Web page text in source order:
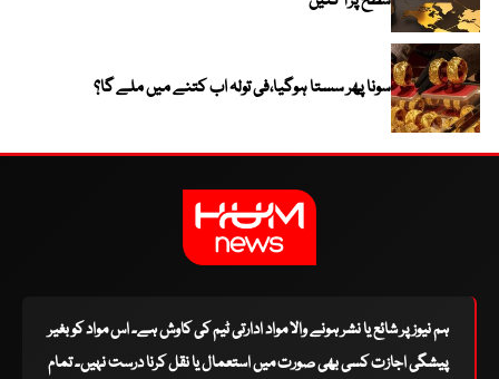
سونا پھر سستا ہوگیا،فی تولہ اب کتنے میں ملے گا؟
ہم نیوز پر شائع یا نشر ہونے والا مواد ادارتی ٹیم کی کاوش ہے۔ اس مواد کو بغیر
پیشگی اجازت کسی بھی صورت میں استعمال یا نقل کرنا درست نہیں۔ تمام